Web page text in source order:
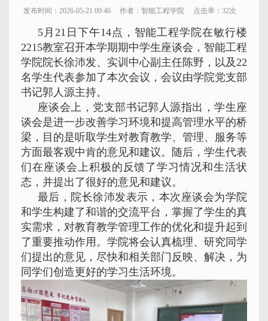
发布时间：2026-05-21 09:46 作者：智能工程学院 点击率： 32次
5月21日下午14点，智能工程学院在敏行楼
2215教室召开本学期期中学生座谈会，智能工程
学院院长徐沛发、实训中心副主任陈野，以及22
名学生代表参加了本次会议，会议由学院党支部
书记郭人源主持。
座谈会上，党支部书记郭人源指出，学生座
谈会是进一步改善学习环境和提高管理水平的桥
梁，目的是听取学生对教育教学、管理、服务等
方面最客观中肯的意见和建议。随后，学生代表
们在座谈会上积极的反馈了学习情况和生活状
态，并提出了很好的意见和建议。
最后，院长徐沛发表示，本次座谈会为学院
和学生构建了和谐的交流平台，掌握了学生的真
实需求，对教育教学管理工作的优化和提升起到
了重要推动作用。学院将会认真梳理、研究同学
们提出的意见，尽快和相关部门反映、解决，为
同学们创造更好的学习生活环境。